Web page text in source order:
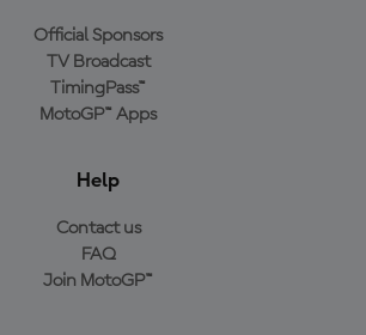
Official Sponsors
TV Broadcast
TimingPass™
MotoGP™ Apps
Help
Contact us
FAQ
Join MotoGP™